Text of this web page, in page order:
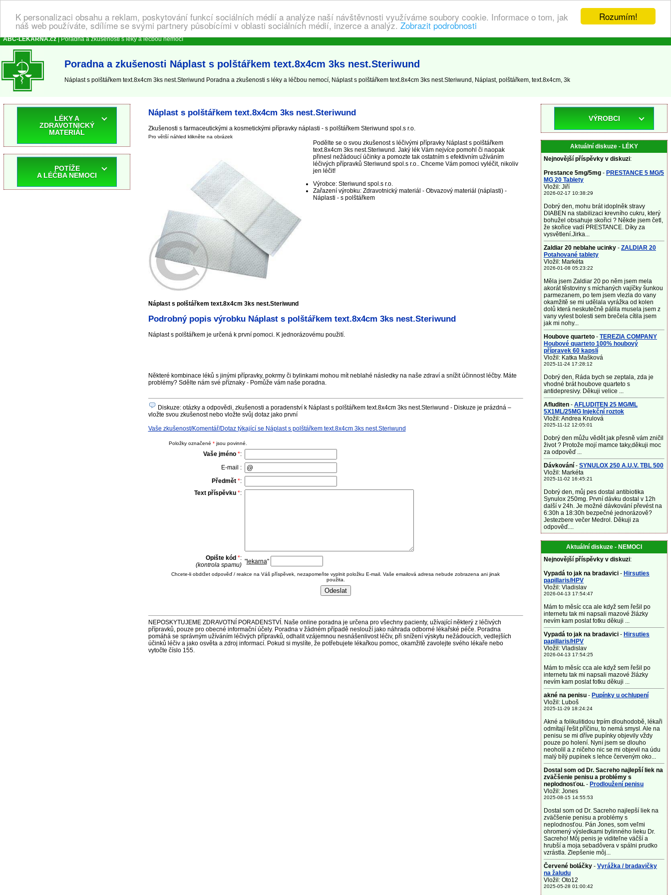
Rozumím!
K personalizaci obsahu a reklam, poskytování funkcí sociálních médií a analýze naší návštěvnosti využíváme soubory cookie. Informace o tom, jak
náš web používáte, sdílíme se svými partnery působícími v oblasti sociálních médií, inzerce a analýz. Zobrazit podrobnosti
ABC-LEKARNA.cz| Poradna a zkušenosti s léky a léčbou nemocí
Poradna a zkušenosti Náplast s polštářkem text.8x4cm 3ks nest.Steriwund
Náplast s polštářkem text.8x4cm 3ks nest.Steriwund Poradna a zkušenosti s léky a léčbou nemocí, Náplast s polštářkem text.8x4cm 3ks nest.Steriwund, Náplast, polštářkem, text.8x4cm, 3k
Náplast s polštářkem text.8x4cm 3ks nest.Steriwund
Zkušenosti s farmaceutickými a kosmetickými přípravky náplasti - s polštářkem Steriwund spol.s r.o.
Pro větší náhled klikněte na obrázek
Podělte se o svou zkušenost s léčivými přípravky Náplast s polštářkem
text.8x4cm 3ks nest.Steriwund. Jaký lék Vám nejvíce pomohl či naopak
přinesl nežádoucí účinky a pomozte tak ostatním s efektivním užíváním
léčivých přípravků Steriwund spol.s r.o.. Chceme Vám pomoci vyléčit, nikoliv
jen léčit!
Výrobce: Steriwund spol.s r.o.
Zařazení výrobku: Zdravotnický materiál - Obvazový materiál (náplasti) -
Náplasti - s polštářkem
Náplast s polštářkem text.8x4cm 3ks nest.Steriwund
Podrobný popis výrobku Náplast s polštářkem text.8x4cm 3ks nest.Steriwund
Náplast s polštářkem je určená k první pomoci. K jednorázovému použití.
Některé kombinace léků s jinými přípravky, pokrmy či bylinkami mohou mít neblahé následky na naše zdraví a snížit účinnost léčby. Máte
problémy? Sdělte nám své příznaky - Pomůže vám naše poradna.
Diskuze: otázky a odpovědi, zkušenosti a poradenství k Náplast s polštářkem text.8x4cm 3ks nest.Steriwund - Diskuze je prázdná –
vložte svou zkušenost nebo vložte svůj dotaz jako první
Vaše zkušenost/Komentář/Dotaz týkající se Náplast s polštářkem text.8x4cm 3ks nest.Steriwund
Položky označené *jsou povinné.
Vaše jméno *:
E-mail :
Předmět *:
Text příspěvku *:
Opište kód *:
(kontrola spamu) "lekarna"
Chcete-li obdržet odpověď / reakce na Váš příspěvek, nezapomeňte vyplnit položku E-mail. Vaše emailová adresa nebude zobrazena ani jinak
použita.
NEPOSKYTUJEME ZDRAVOTNÍ PORADENSTVÍ. Naše online poradna je určena pro všechny pacienty, užívající některý z léčivých
přípravků, pouze pro obecné informační účely. Poradna v žádném případě neslouží jako náhrada odborné lékařské péče. Poradna
pomáhá se správným užíváním léčivých přípravků, odhalit vzájemnou nesnášenlivost léčiv, při snížení výskytu nežádoucích, vedlejších
účinků léčiv a jako osvěta a zdroj informací. Pokud si myslíte, že potřebujete lékařkou pomoc, okamžitě zavolejte svého lékaře nebo
vytočte číslo 155.
LÉKY A
ZDRAVOTNICKÝ
MATERIÁL
POTÍŽE
A LÉČBA NEMOCI
VÝROBCI
Aktuální diskuze - LÉKY
Nejnovější příspěvky v diskuzi:
Prestance 5mg/5mg - PRESTANCE 5 MG/5
MG 20 Tablety
Vložil: Jiří
2026-02-17 10:38:29
Dobrý den, mohu brát idoplněk stravy
DIABEN na stabilizaci krevního cukru, který
bohužel obsahuje skořici ? Někde jsem četl,
že skořice vadí PRESTANCE. Díky za
vysvětlení.Jirka...
Zaldiar 20 neblahe ucinky - ZALDIAR 20
Potahované tablety
Vložil: Markéta
2026-01-08 05:23:22
Měla jsem Zaldiar 20 po něm jsem mela
akorát těstoviny s míchaných vajíčky šunkou
parmezanem, po tem jsem vlezla do vany
okamžitě se mi udělala vyrážka od kolen
dolů která neskutečně pálila musela jsem z
vany vylest bolesti sem brečela cítila jsem
jak mi nohy...
Houbove quarteto - TEREZIA COMPANY
Houbové quarteto 100% houbový
přípravek 60 kapslí
Vložil: Katka Mašková
2025-11-24 17:28:12
Dobrý den, Ráda bych se zeptala, zda je
vhodné brát houbove quarteto s
antidepresivy. Děkuji velice ...
Afluditen - AFLUDITEN 25 MG/ML
5X1ML/25MG Injekční roztok
Vložil: Andrea Krulová
2025-11-12 12:05:01
Dobrý den můžu vědět jak přesně vám zničil
život ? Protože mojí mamce taky,děkuji moc
za odpověď ...
Dávkování - SYNULOX 250 A.U.V. TBL 500
Vložil: Markéta
2025-11-02 16:45:21
Dobrý den, můj pes dostal antibiotika
Synulox 250mg. První dávku dostal v 12h
další v 24h. Je možné dávkování převést na
6:30h a 18:30h bezpečné jednorázově?
Jestezbere večer Medrol. Děkuji za
odpověď....
Aktuální diskuze - NEMOCI
Nejnovější příspěvky v diskuzi:
Vypadá to jak na bradavici - Hirsuties
papillaris/HPV
Vložil: Vladislav
2026-04-13 17:54:47
Mám to měsíc cca ale když sem řešil po
internetu tak mi napsali mazové žlázky
nevím kam poslat fotku děkuji ...
Vypadá to jak na bradavici - Hirsuties
papillaris/HPV
Vložil: Vladislav
2026-04-13 17:54:25
Mám to měsíc cca ale když sem řešil po
internetu tak mi napsali mazové žlázky
nevím kam poslat fotku děkuji ...
akné na penisu - Pupínky u ochlupení
Vložil: Luboš
2025-11-29 18:24:24
Akné a folikulitidou trpím dlouhodobě, lékaři
odmítají řešit příčinu, to nemá smysl. Ale na
penisu se mi dříve pupínky objevily vždy
pouze po holení. Nyní jsem se dlouho
neoholil a z ničeho nic se mi objevil na údu
malý bílý pupínek s lehce červeným oko...
Dostal som od Dr. Sacreho najlepší liek na
zväčšenie penisu a problémy s
neplodnosťou. - Prodloužení penisu
Vložil: Jones
2025-08-15 14:55:53
Dostal som od Dr. Sacreho najlepší liek na
zväčšenie penisu a problémy s
neplodnosťou. Pán Jones, som veľmi
ohromený výsledkami bylinného lieku Dr.
Sacreho! Môj penis je viditeľne väčší a
hrubší a moja sebadôvera v spálni prudko
vzrástla. Zlepšenie môj...
Červené boláčky - Vyrážka / bradavičky
na žaludu
Vložil: Oto12
2025-05-28 01:00:42